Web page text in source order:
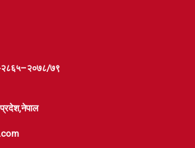
२८६५–२०७८/७९